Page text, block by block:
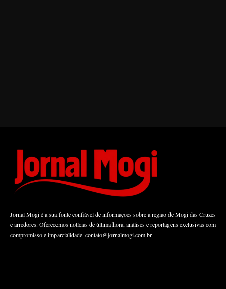
Jornal Mogi é a sua fonte confiável de informações sobre a região de Mogi das Cruzes
e arredores. Oferecemos notícias de última hora, análises e reportagens exclusivas com
compromisso e imparcialidade. contato@jornalmogi.com.br